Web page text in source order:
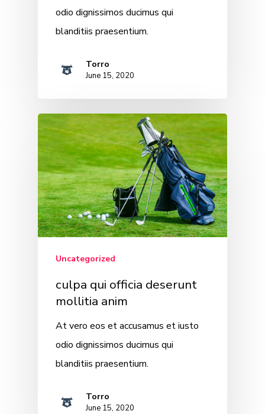
odio dignissimos ducimus qui
blanditiis praesentium.
Torro
June 15, 2020
Uncategorized
culpa qui officia deserunt
mollitia anim
At vero eos et accusamus et iusto
odio dignissimos ducimus qui
blanditiis praesentium.
Torro
June 15, 2020